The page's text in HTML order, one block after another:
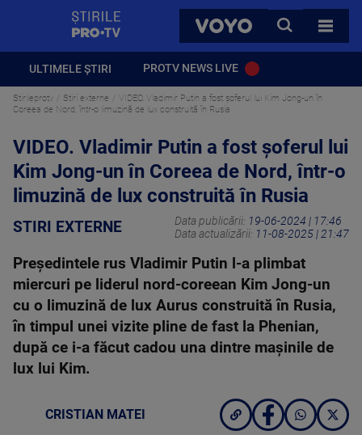
VOYO
CAUTA
TOATE
ULTIMELE ȘTIRI PROTV NEWS LIVE
Stirileprotv Stiri externe
VIDEO. Vladimir Putin a fost șoferul lui Kim Jong-un în
Coreea de Nord, într-o limuzină de lux construită în Rusia
VIDEO. Vladimir Putin a fost șoferul lui
Kim Jong-un în Coreea de Nord, într-o
limuzină de lux construită în Rusia
STIRI EXTERNE Data publicării: 19-06-2024 | 17:46
Data actualizării: 11-08-2025 | 21:47
Președintele rus Vladimir Putin l-a plimbat
miercuri pe liderul nord-coreean Kim Jong-un
cu o limuzină de lux Aurus construită în Rusia,
în timpul unei vizite pline de fast la Phenian,
după ce i-a făcut cadou una dintre mașinile de
lux lui Kim.
CRISTIAN MATEI